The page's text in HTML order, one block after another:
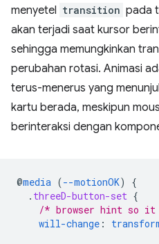
menyetel transition pada
akan terjadi saat kursor
sehingga memungkinkan
perubahan rotasi. Animasi
terus-menerus yang
kartu berada, meskipun
berinteraksi dengan
@media (--motionOK)
{
. threeD-button-set {
/* browser hint so it
will-change :